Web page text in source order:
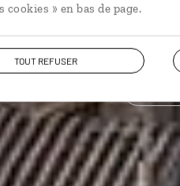
cookies » en bas de page.
TOUT REFUSER
9,3 / 10